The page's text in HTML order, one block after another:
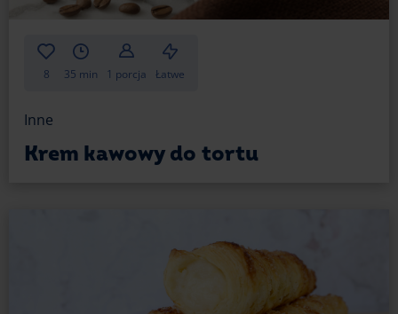
8 35 min 1 porcja Łatwe
Inne
Krem kawowy do tortu